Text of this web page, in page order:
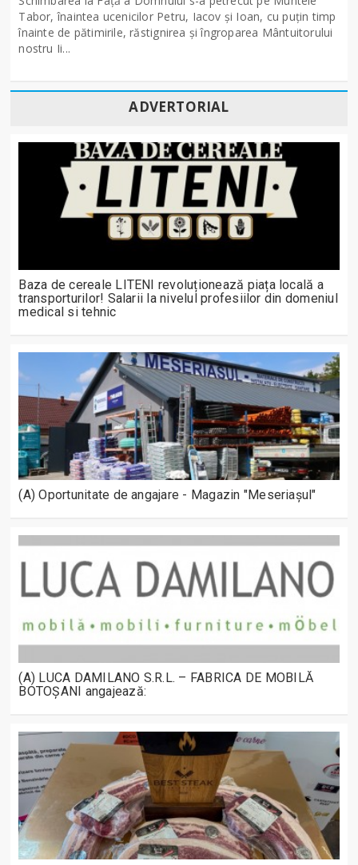
Tabor, înaintea ucenicilor Petru, Iacov și Ioan, cu puțin timp
înainte de pătimirile, răstignirea și îngroparea Mântuitorului
nostru Ii...
ADVERTORIAL
Baza de cereale LITENI revoluționează piața locală a
transporturilor! Salarii la nivelul profesiilor din domeniul
medical si tehnic
(A) Oportunitate de angajare - Magazin "Meseriașul"
(A) LUCA DAMILANO S.R.L. – FABRICA DE MOBILĂ
BOTOȘANI angajează: